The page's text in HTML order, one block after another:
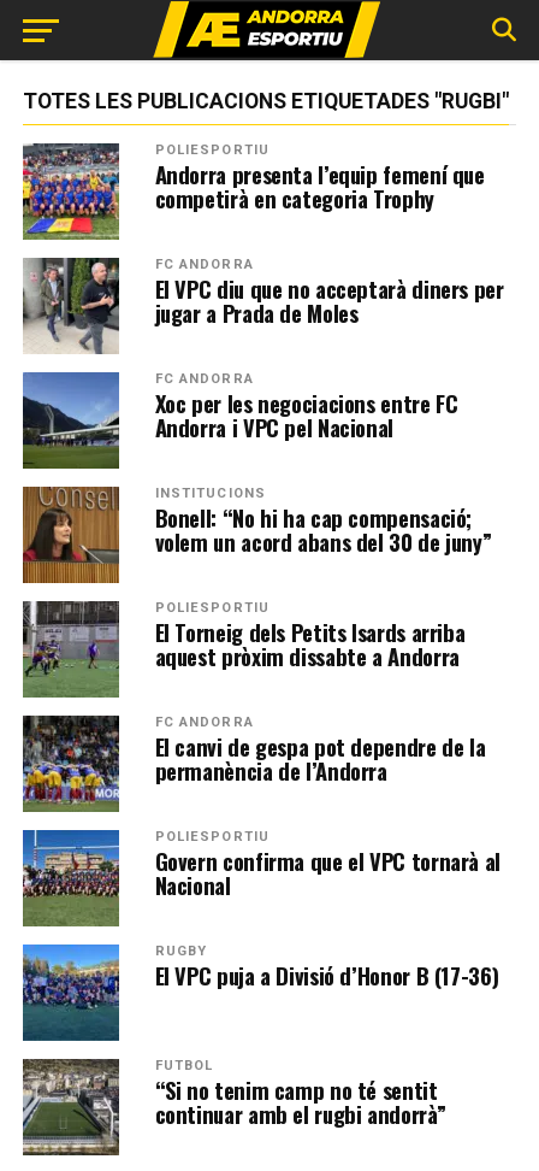
TOTES LES PUBLICACIONS ETIQUETADES "RUGBI"
POLIESPORTIU
Andorra presenta l’equip femení que
competirà en categoria Trophy
FC ANDORRA
El VPC diu que no acceptarà diners per
jugar a Prada de Moles
FC ANDORRA
Xoc per les negociacions entre FC
Andorra i VPC pel Nacional
INSTITUCIONS
Bonell: “No hi ha cap compensació;
volem un acord abans del 30 de juny”
POLIESPORTIU
El Torneig dels Petits Isards arriba
aquest pròxim dissabte a Andorra
FC ANDORRA
El canvi de gespa pot dependre de la
permanència de l’Andorra
POLIESPORTIU
Govern confirma que el VPC tornarà al
Nacional
RUGBY
El VPC puja a Divisió d’Honor B (17-36)
FUTBOL
“Si no tenim camp no té sentit
continuar amb el rugbi andorrà”